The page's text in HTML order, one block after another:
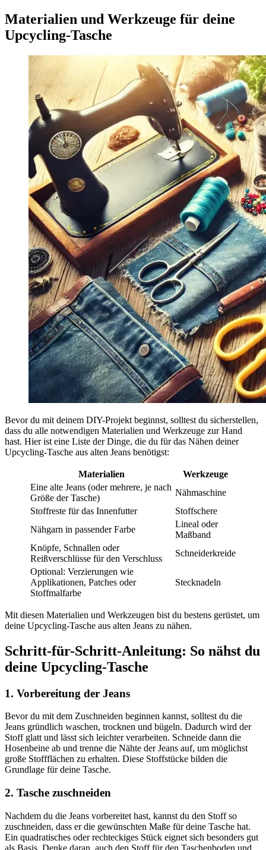
Materialien und Werkzeuge für deine
Upcycling-Tasche
Bevor du mit deinem DIY-Projekt beginnst, solltest du sicherstellen,
dass du alle notwendigen Materialien und Werkzeuge zur Hand
hast. Hier ist eine Liste der Dinge, die du für das Nähen deiner
Upcycling-Tasche aus alten Jeans benötigst:
Materialien
Werkzeuge
Eine alte Jeans (oder mehrere, je nach
Größe der Tasche)
Nähmaschine
Stoffreste für das Innenfutter
Stoffschere
Nähgarn in passender Farbe
Lineal oder
Maßband
Knöpfe, Schnallen oder
Reißverschlüsse für den Verschluss
Schneiderkreide
Optional: Verzierungen wie
Applikationen, Patches oder
Stoffmalfarbe
Stecknadeln
Mit diesen Materialien und Werkzeugen bist du bestens gerüstet, um
deine Upcycling-Tasche aus alten Jeans zu nähen.
Schritt-für-Schritt-Anleitung: So nähst du
deine Upcycling-Tasche
1. Vorbereitung der Jeans
Bevor du mit dem Zuschneiden beginnen kannst, solltest du die
Jeans gründlich waschen, trocknen und bügeln. Dadurch wird der
Stoff glatt und lässt sich leichter verarbeiten. Schneide dann die
Hosenbeine ab und trenne die Nähte der Jeans auf, um möglichst
große Stoffflächen zu erhalten. Diese Stoffstücke bilden die
Grundlage für deine Tasche.
2. Tasche zuschneiden
Nachdem du die Jeans vorbereitet hast, kannst du den Stoff so
zuschneiden, dass er die gewünschten Maße für deine Tasche hat.
Ein quadratisches oder rechteckiges Stück eignet sich besonders gut
als Basis. Denke daran, auch den Stoff für den Taschenboden und